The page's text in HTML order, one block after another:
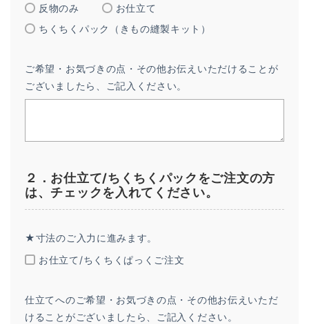
反物のみ
お仕立て
ちくちくパック（きもの縫製キット）
ご希望・お気づきの点・その他お伝えいただけることが
ございましたら、ご記入ください。
２．お仕立て/ちくちくパックをご注文の方
は、チェックを入れてください。
★寸法のご入力に進みます。
お仕立て/ちくちくぱっくご注文
仕立てへのご希望・お気づきの点・その他お伝えいただ
けることがございましたら、ご記入ください。